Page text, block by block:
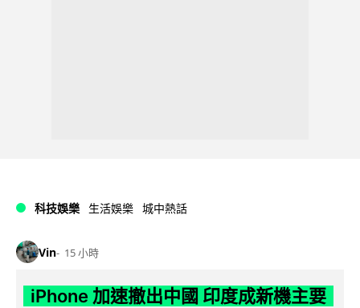
科技娛樂 生活娛樂 城中熱話
Vin 15 小時
iPhone 加速撤出中國 印度成新機主要